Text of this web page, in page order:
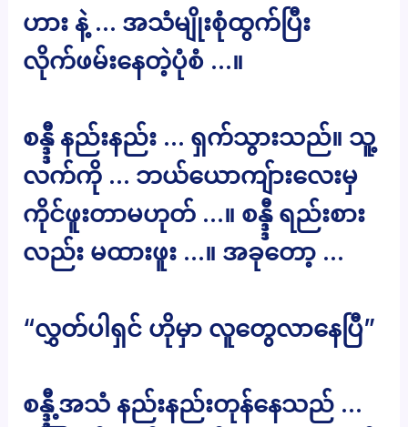
ဟား နဲ့ … အသံမျိုးစုံထွက်ပြီး
လိုက်ဖမ်းနေတဲ့ပုံစံ …။
စန္ဒ္ဒီ နည်းနည်း … ရှက်သွားသည်။ သူ့
လက်ကို … ဘယ်ယောကျ်ားလေးမှ
ကိုင်ဖူးတာမဟုတ် …။ စန္ဒ္ဒီ ရည်းစား
လည်း မထားဖူး …။ အခုတော့ …
“လွှတ်ပါရှင် ဟိုမှာ လူတွေလာနေပြီ”
စန္ဒ္ဒီ့အသံ နည်းနည်းတုန်နေသည် …